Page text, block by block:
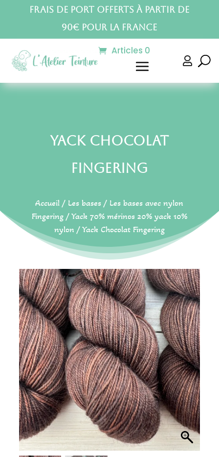
Frais de port offerts à partir de
90€ pour la France
Articles 0

Yack Chocolat
Fingering
Accueil / Les bases / Les bases avec nylon
Fingering/Yack 70% mérinos 20% yack 10%
nylon / Yack Chocolat Fingering